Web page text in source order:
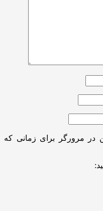
در مرورگر برای زمانی که